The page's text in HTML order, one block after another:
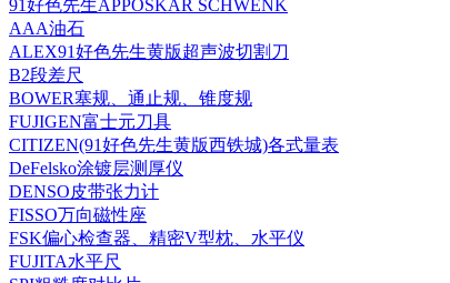
91好色先生APPOSKAR SCHWENK
AAA油石
ALEX91好色先生黄版超声波切割刀
B2段差尺
BOWER塞规、通止规、锥度规
FUJIGEN富士元刀具
CITIZEN(91好色先生黄版西铁城)各式量表
DeFelsko涂镀层测厚仪
DENSO皮带张力计
FISSO万向磁性座
FSK偏心检查器、精密V型枕、水平仪
FUJITA水平尺